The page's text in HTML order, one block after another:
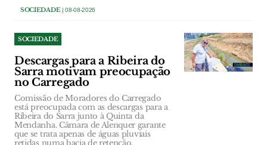
SOCIEDADE| 08-08-2026
SOCIEDADE
Descargas para a Ribeira do
Sarra motivam preocupação
no Carregado
Comissão de Moradores do Carregado
está preocupada com as descargas para a
Ribeira do Sarra junto à Quinta da
Mendanha. Câmara de Alenquer garante
que se trata apenas de águas pluviais